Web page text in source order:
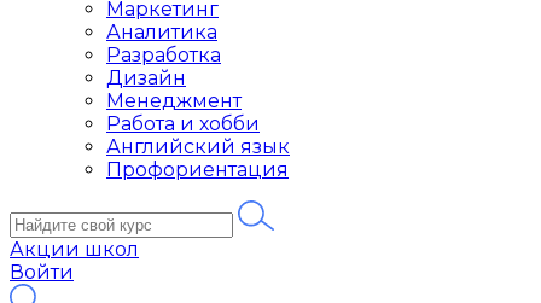
Маркетинг
Аналитика
Разработка
Дизайн
Менеджмент
Работа и хобби
Английский язык
Профориентация
Акции школ
Войти